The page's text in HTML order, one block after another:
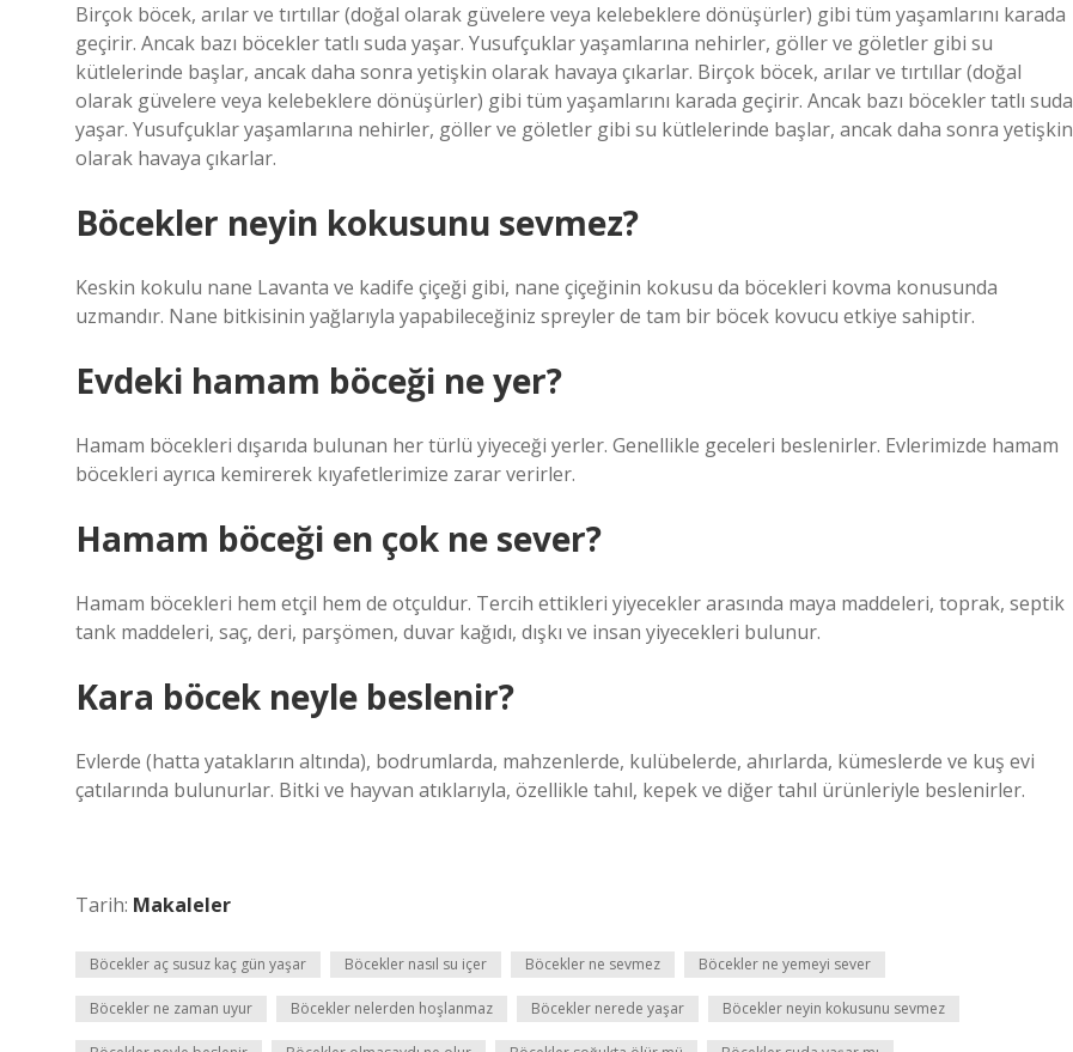
Birçok böcek, arılar ve tırtıllar (doğal olarak güvelere veya kelebeklere dönüşürler) gibi tüm yaşamlarını karada
geçirir. Ancak bazı böcekler tatlı suda yaşar. Yusufçuklar yaşamlarına nehirler, göller ve göletler gibi su
kütlelerinde başlar, ancak daha sonra yetişkin olarak havaya çıkarlar. Birçok böcek, arılar ve tırtıllar (doğal
olarak güvelere veya kelebeklere dönüşürler) gibi tüm yaşamlarını karada geçirir. Ancak bazı böcekler tatlı suda
yaşar. Yusufçuklar yaşamlarına nehirler, göller ve göletler gibi su kütlelerinde başlar, ancak daha sonra yetişkin
olarak havaya çıkarlar.
Böcekler neyin kokusunu sevmez?
Keskin kokulu nane Lavanta ve kadife çiçeği gibi, nane çiçeğinin kokusu da böcekleri kovma konusunda
uzmandır. Nane bitkisinin yağlarıyla yapabileceğiniz spreyler de tam bir böcek kovucu etkiye sahiptir.
Evdeki hamam böceği ne yer?
Hamam böcekleri dışarıda bulunan her türlü yiyeceği yerler. Genellikle geceleri beslenirler. Evlerimizde hamam
böcekleri ayrıca kemirerek kıyafetlerimize zarar verirler.
Hamam böceği en çok ne sever?
Hamam böcekleri hem etçil hem de otçuldur. Tercih ettikleri yiyecekler arasında maya maddeleri, toprak, septik
tank maddeleri, saç, deri, parşömen, duvar kağıdı, dışkı ve insan yiyecekleri bulunur.
Kara böcek neyle beslenir?
Evlerde (hatta yatakların altında), bodrumlarda, mahzenlerde, kulübelerde, ahırlarda, kümeslerde ve kuş evi
çatılarında bulunurlar. Bitki ve hayvan atıklarıyla, özellikle tahıl, kepek ve diğer tahıl ürünleriyle beslenirler.
Tarih: Makaleler
Böcekler aç susuz kaç gün yaşar Böcekler nasıl su içer Böcekler ne sevmez Böcekler ne yemeyi sever
Böcekler ne zaman uyur Böcekler nelerden hoşlanmaz Böcekler nerede yaşar Böcekler neyin kokusunu sevmez